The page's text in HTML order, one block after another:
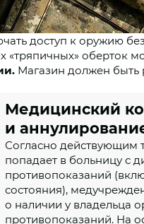
доступ к оружию
оберток
Магазин должен
Медицинский
и
Согласно действующим
попадает в больницу с
противопоказаний
состояния),
о наличии у владельца
противопоказаний. На